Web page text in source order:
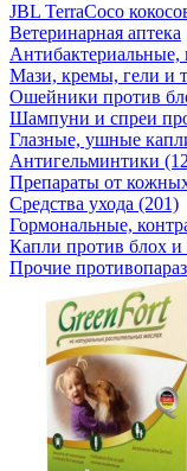
JBL TerraCoco
Ветеринарная аптека
Мази, кремы, гели и
Ошейники против
Шампуни и спреи
Глазные, ушные
Антигельминтики
Препараты от
Средства ухода (201)
Гормональные,
Капли против блох
Прочие